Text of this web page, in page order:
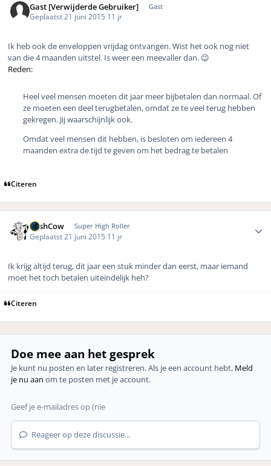
Gast [Verwijderde Gebruiker] Gast
Geplaatst 21 juni 2015 11 jr
Ik heb ook de enveloppen vrijdag ontvangen. Wist het ook nog niet
van die 4 maanden uitstel. Is weer een meevaller dan. 😉
Reden:
Heel veel mensen moeten dit jaar meer bijbetalen dan normaal. Of
ze moeten een deel terugbetalen, omdat ze te veel terug hebben
gekregen. Jij waarschijnlijk ook.
Omdat veel mensen dit hebben, is besloten om iedereen 4
maanden extra de tijd te geven om het bedrag te betalen
Citeren
CashCow Super High Roller
Geplaatst 21 juni 2015 11 jr
Ik krijg altijd terug, dit jaar een stuk minder dan eerst, maar iemand
moet het toch betalen uiteindelijk heh?
Citeren
Doe mee aan het gesprek
Je kunt nu posten en later registreren. Als je een account hebt, Meld
je nu aan om te posten met je account.
Reageer op deze discussie...